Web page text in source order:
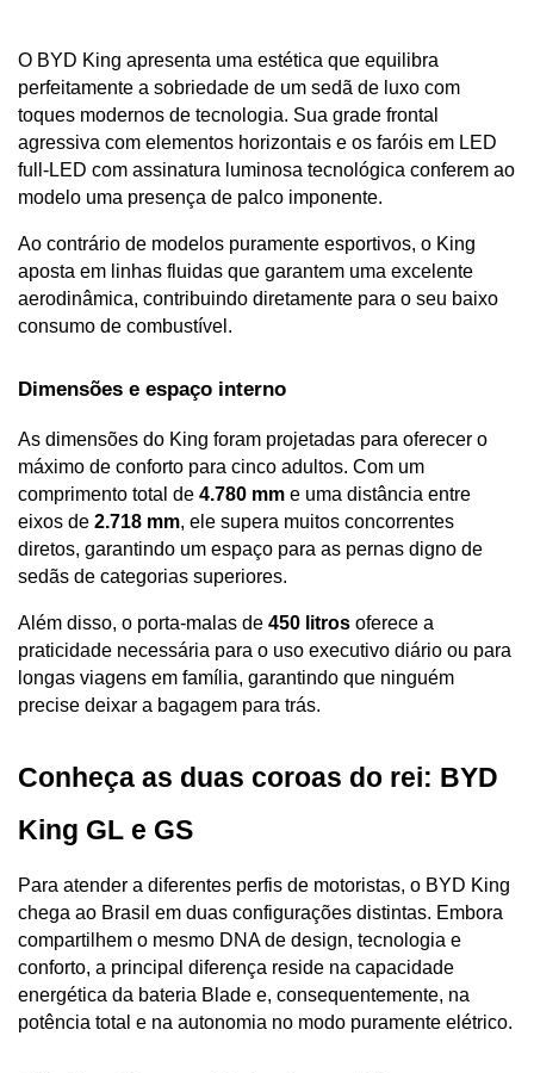
O BYD King apresenta uma estética que equilibra
perfeitamente a sobriedade de um sedã de luxo com
toques modernos de tecnologia. Sua grade frontal
agressiva com elementos horizontais e os faróis em LED
full-LED com assinatura luminosa tecnológica conferem ao
modelo uma presença de palco imponente.
Ao contrário de modelos puramente esportivos, o King
aposta em linhas fluidas que garantem uma excelente
aerodinâmica, contribuindo diretamente para o seu baixo
consumo de combustível.
Dimensões e espaço interno
As dimensões do King foram projetadas para oferecer o
máximo de conforto para cinco adultos. Com um
comprimento total de 4.780 mm e uma distância entre
eixos de 2.718 mm, ele supera muitos concorrentes
diretos, garantindo um espaço para as pernas digno de
sedãs de categorias superiores.
Além disso, o porta-malas de 450 litros oferece a
praticidade necessária para o uso executivo diário ou para
longas viagens em família, garantindo que ninguém
precise deixar a bagagem para trás.
Conheça as duas coroas do rei: BYD
King GL e GS
Para atender a diferentes perfis de motoristas, o BYD King
chega ao Brasil em duas configurações distintas. Embora
compartilhem o mesmo DNA de design, tecnologia e
conforto, a principal diferença reside na capacidade
energética da bateria Blade e, consequentemente, na
potência total e na autonomia no modo puramente elétrico.